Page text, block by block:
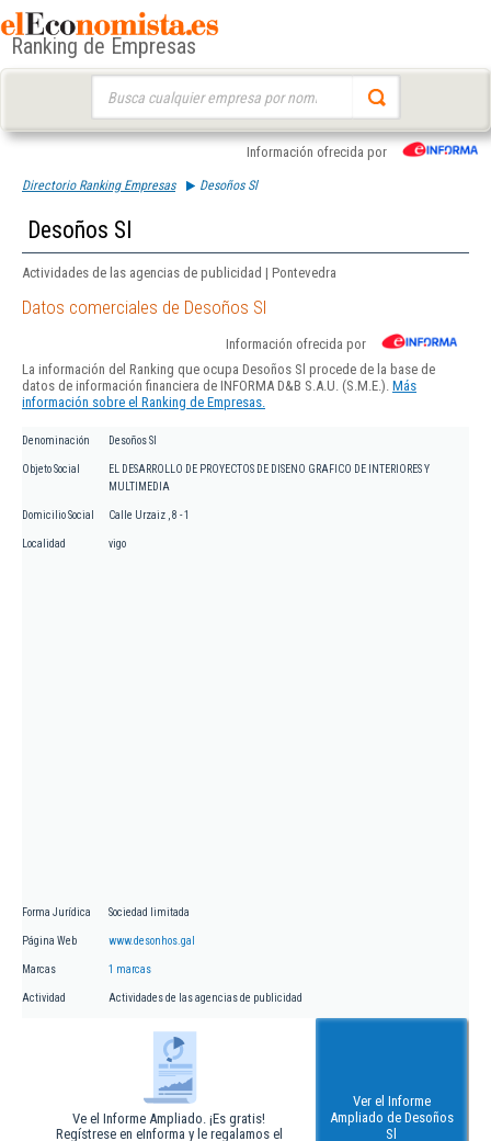
Ranking de Empresas
Información ofrecida por
Directorio Ranking Empresas Desoños Sl
Desoños Sl
Actividades de las agencias de publicidad | Pontevedra
Datos comerciales de Desoños Sl
Información ofrecida por
La información del Ranking que ocupa Desoños Sl procede de la base de
datos de información financiera de INFORMA D&B S.A.U. (S.M.E.). Más
información sobre el Ranking de Empresas.
Denominación Desoños Sl
Objeto Social
EL DESARROLLO DE PROYECTOS DE DISENO GRAFICO DE INTERIORES Y
MULTIMEDIA
Domicilio Social Calle Urzaiz , 8 - 1
Localidad vigo
Forma Jurídica Sociedad limitada
Página Web www.desonhos.gal
Marcas 1 marcas
Actividad Actividades de las agencias de publicidad
Ve el Informe Ampliado. ¡Es gratis!
Regístrese en eInforma y le regalamos el
Ver el Informe
Ampliado de Desoños
Sl